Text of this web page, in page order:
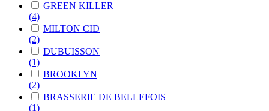
GREEN KILLER
(4)
MILTON CID
(2)
DUBUISSON
(1)
BROOKLYN
(2)
BRASSERIE DE BELLEFOIS
(1)